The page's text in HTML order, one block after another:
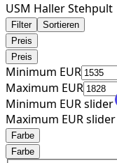
USM Haller Stehpult
Filter
Sortieren
Preis
Preis
Minimum EUR
Maximum EUR
Minimum EUR slider
Maximum EUR slider
Farbe
Farbe